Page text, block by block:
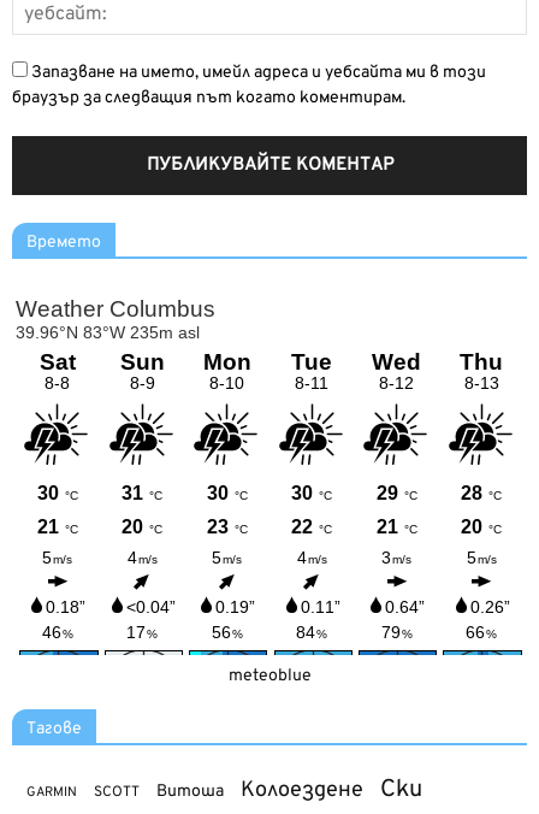
Запазване на името, имейл адреса и уебсайта ми в този
браузър за следващия път когато коментирам.
Времето
meteoblue
Тагове
GARMIN SCOTT Витоша Колоездене Ски